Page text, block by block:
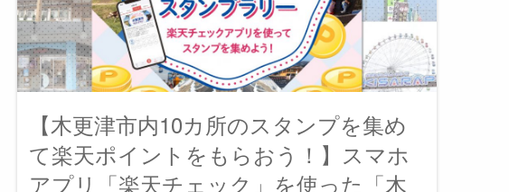
【木更津市内10カ所のスタンプを集め
て楽天ポイントをもらおう！】スマホ
アプリ「楽天チェック」を使った「木